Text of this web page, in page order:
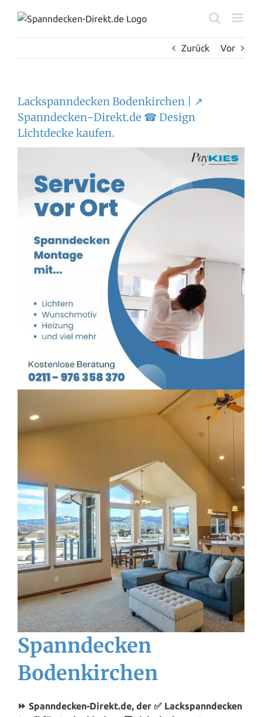
Inhalt
Zurück
Vor
Lackspanndecken Bodenkirchen | ↗️
Spanndecken-Direkt.de ☎ Design
Lichtdecke kaufen.
Spanndecken
Bodenkirchen
⏩ Spanndecken-Direkt.de, der ✅ Lackspanndecken